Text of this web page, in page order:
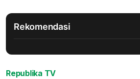
Rekomendasi
Republika TV